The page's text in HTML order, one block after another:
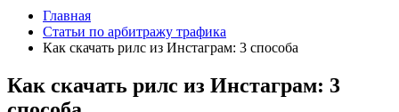
Главная
Статьи по арбитражу трафика
Как скачать рилс из Инстаграм: 3 способа
Как скачать рилс из Инстаграм: 3